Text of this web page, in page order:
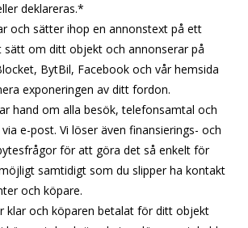
deklareras.*
och sätter ihop en annonstext på ett
sätt om ditt objekt och annonserar på
BytBil, Facebook och vår hemsida
exponeringen av ditt fordon.
hand om alla besök, telefonsamtal och
e-post. Vi löser även finansierings- och
för att göra det så enkelt för
samtidigt som du slipper ha kontakt
och köpare.
klar och köparen betalat för ditt objekt